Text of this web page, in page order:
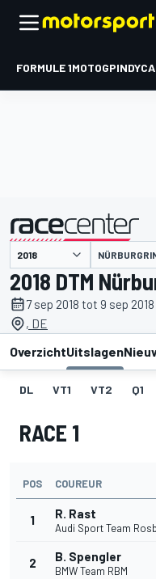
FORMULE 1MOTOGP
gepresenteerd door
2018 DTM
7 sep 2018 tot 9 sep 2018
, DE
OverzichtUitslagen
DL VT1 VT2 Q1
RACE 1
POS COUREUR
1 R. Rast
Audi Sport Team
2 B. Spengler
BMW Team RBM